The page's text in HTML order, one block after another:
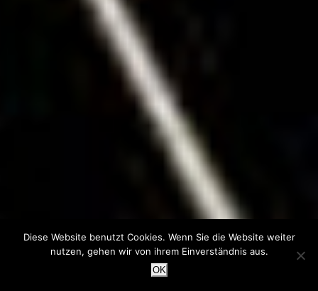
Diese Website benutzt Cookies. Wenn Sie die Website weiter
nutzen, gehen wir von ihrem Einverständnis aus.
OK